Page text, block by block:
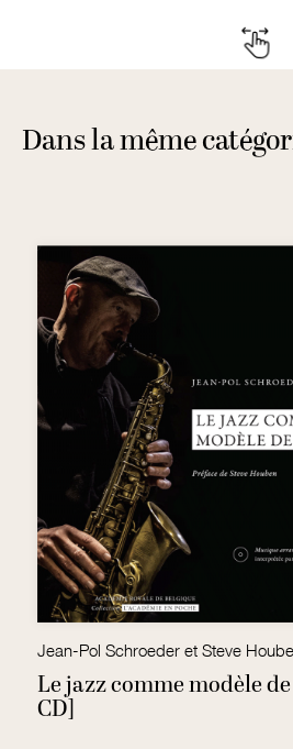
Dans la même
Jean-Pol Schroeder et Steve
Le jazz comme modèle
CD]